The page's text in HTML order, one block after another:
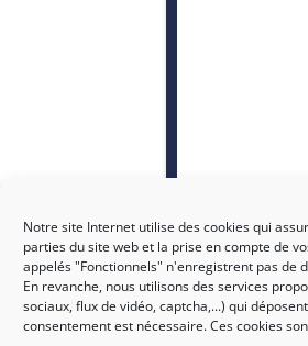
Notre site Internet utilise des cookies qui
parties du site web et la prise en compte de
appelés "Fonctionnels" n'enregistrent pas de
En revanche, nous utilisons des services
sociaux, flux de vidéo, captcha,...) qui
consentement est nécessaire. Ces cookies